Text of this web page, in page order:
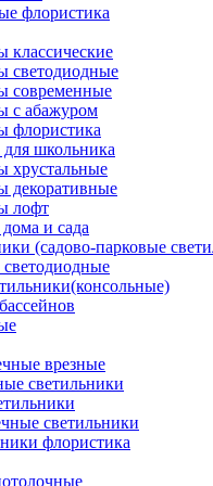
флористика
классические
светодиодные
современные
с абажуром
флористика
школьника
хрустальные
декоративные
лофт
и сада
(садово-парковые
врезные
светильники
светильники
флористика